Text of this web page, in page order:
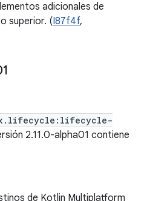
adicionales de
superior. (I87f4f,
2.11.0-alpha01 contiene
de Kotlin Multiplatform